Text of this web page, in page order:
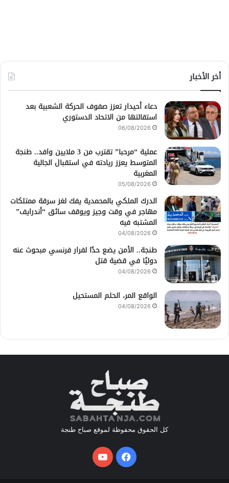
أخر الأخبار
دعاء أحيدار تعزز صفوف الحركة الشعبية بعد
استقالتها من الاتحاد الدستوري
06/08/2026
عملية “مرحبا” تقترب من 3 ملايين وافد.. طنجة
المتوسط يعزز ريادته في استقبال الجالية
المغربية
05/08/2026
الدرك الملكي بالمحمدية يفك لغز سرقة ممتلكات
مهاجر في وقت وجيز ويوقف سائق “أندرايف”
المشتبه فيه
04/08/2026
طنجة.. الأمن يضع حدًا لفرار فرنسي مبحوث عنه
دوليًا في قضية قتل
04/08/2026
الواقع المر، الحلم المستحيل
04/08/2026
كل الحقوق محفوظة لموقع صباح طنجة
فيسبوكيوتيوب